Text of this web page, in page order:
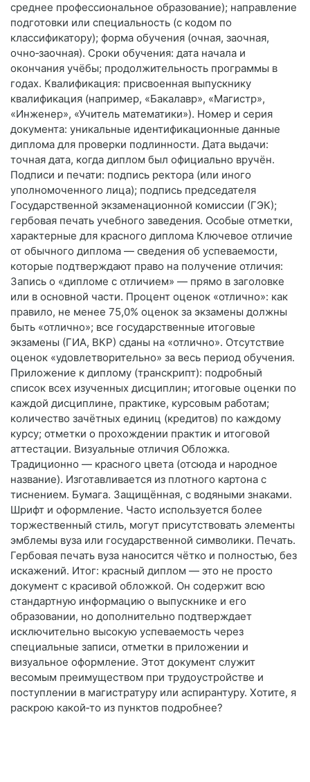
среднее профессиональное образование); направление
подготовки или специальность (с кодом по
классификатору); форма обучения (очная, заочная,
очно‑заочная). Сроки обучения: дата начала и
окончания учёбы; продолжительность программы в
годах. Квалификация: присвоенная выпускнику
квалификация (например, «Бакалавр», «Магистр»,
«Инженер», «Учитель математики»). Номер и серия
документа: уникальные идентификационные данные
диплома для проверки подлинности. Дата выдачи:
точная дата, когда диплом был официально вручён.
Подписи и печати: подпись ректора (или иного
уполномоченного лица); подпись председателя
Государственной экзаменационной комиссии (ГЭК);
гербовая печать учебного заведения. Особые отметки,
характерные для красного диплома Ключевое отличие
от обычного диплома — сведения об успеваемости,
которые подтверждают право на получение отличия:
Запись о «дипломе с отличием» — прямо в заголовке
или в основной части. Процент оценок «отлично»: как
правило, не менее 75,0% оценок за экзамены должны
быть «отлично»; все государственные итоговые
экзамены (ГИА, ВКР) сданы на «отлично». Отсутствие
оценок «удовлетворительно» за весь период обучения.
Приложение к диплому (транскрипт): подробный
список всех изученных дисциплин; итоговые оценки по
каждой дисциплине, практике, курсовым работам;
количество зачётных единиц (кредитов) по каждому
курсу; отметки о прохождении практик и итоговой
аттестации. Визуальные отличия Обложка.
Традиционно — красного цвета (отсюда и народное
название). Изготавливается из плотного картона с
тиснением. Бумага. Защищённая, с водяными знаками.
Шрифт и оформление. Часто используется более
торжественный стиль, могут присутствовать элементы
эмблемы вуза или государственной символики. Печать.
Гербовая печать вуза наносится чётко и полностью, без
искажений. Итог: красный диплом — это не просто
документ с красивой обложкой. Он содержит всю
стандартную информацию о выпускнике и его
образовании, но дополнительно подтверждает
исключительно высокую успеваемость через
специальные записи, отметки в приложении и
визуальное оформление. Этот документ служит
весомым преимуществом при трудоустройстве и
поступлении в магистратуру или аспирантуру. Хотите, я
раскрою какой‑то из пунктов подробнее?